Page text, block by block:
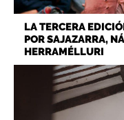
LA TERCERA
POR SAJAZARRA,
HERRAMÉLLURI